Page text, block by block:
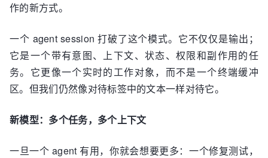
作的新方式。
一个 agent session 打破了这个模式。它不仅仅是输出；
它是一个带有意图、上下文、状态、权限和副作用的任
务。它更像一个实时的工作对象，而不是一个终端缓冲
区。但我们仍然像对待标签中的文本一样对待它。
新模型：多个任务，多个上下文
一旦一个 agent 有用，你就会想要更多：一个修复测试，